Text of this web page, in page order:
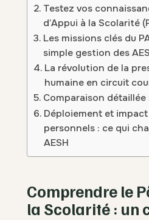
Testez vos
d’Appui à la Scolarité
Les missions clés du
simple gestion des
La révolution de la
humaine en circuit
Comparaison détaillée
Déploiement et
personnels : ce qui
AESH
Comprendre le
la Scolarité : un